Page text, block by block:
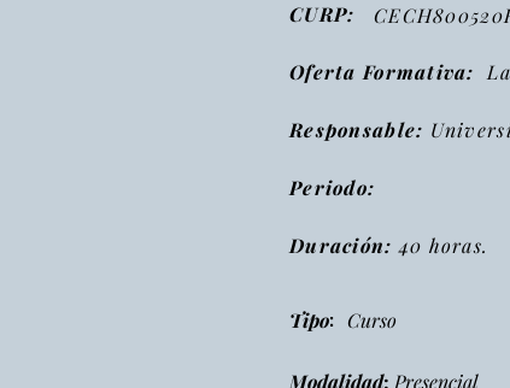
CURP:
Oferta Formativa:
Responsable:
Periodo:
Duración: 40 horas.
Tipo: Curso
Modalidad: Presencial